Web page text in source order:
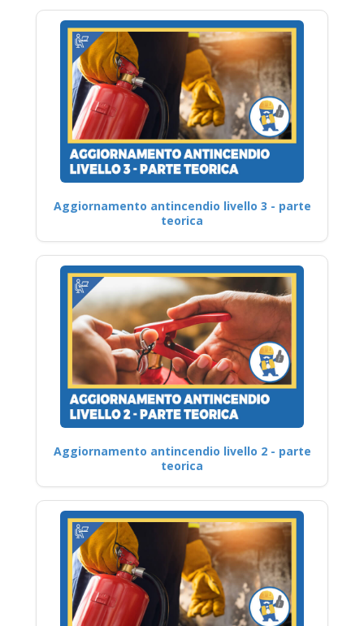
Aggiornamento antincendio livello 3 - parte
teorica
Aggiornamento antincendio livello 2 - parte
teorica